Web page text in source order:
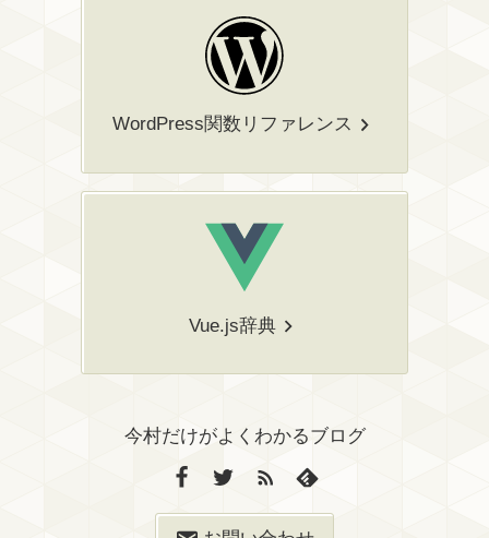
WordPress関数リファレンス
Vue.js辞典
今村だけがよくわかるブログ